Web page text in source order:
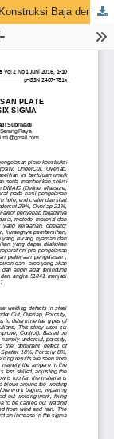
Analisis Defect pada Hasil Pengelasan Plate Konstruksi Baja dengan Metode Six Sigma